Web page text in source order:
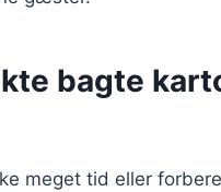
bagte
meget tid eller